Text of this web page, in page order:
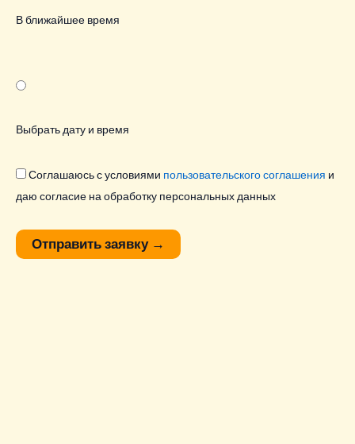
В ближайшее время
Выбрать дату и время
Соглашаюсь с условиями пользовательского соглашения и
даю согласие на обработку персональных данных
Отправить заявку →